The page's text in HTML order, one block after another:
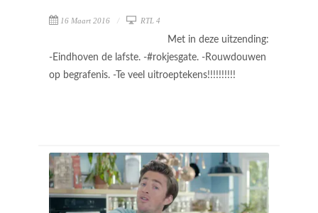
16 Maart 2016 RTL 4
Met in deze uitzending:
-Eindhoven de lafste. -#rokjesgate. -Rouwdouwen
op begrafenis. -Te veel uitroeptekens!!!!!!!!!!